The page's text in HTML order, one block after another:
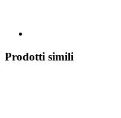
Prodotti simili